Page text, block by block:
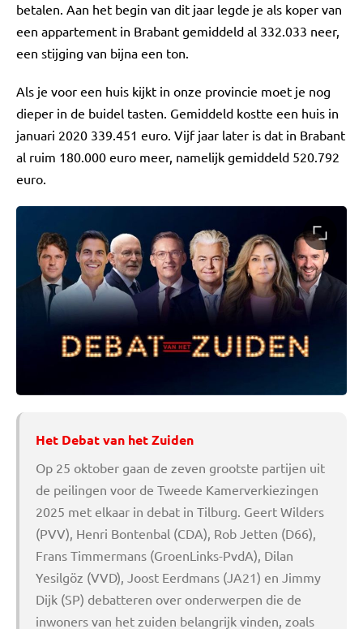
betalen. Aan het begin van dit jaar legde je als koper van
een appartement in Brabant gemiddeld al 332.033 neer,
een stijging van bijna een ton.
Als je voor een huis kijkt in onze provincie moet je nog
dieper in de buidel tasten. Gemiddeld kostte een huis in
januari 2020 339.451 euro. Vijf jaar later is dat in Brabant
al ruim 180.000 euro meer, namelijk gemiddeld 520.792
euro.
Het Debat van het Zuiden
Op 25 oktober gaan de zeven grootste partijen uit
de peilingen voor de Tweede Kamerverkiezingen
2025 met elkaar in debat in Tilburg. Geert Wilders
(PVV), Henri Bontenbal (CDA), Rob Jetten (D66),
Frans Timmermans (GroenLinks-PvdA), Dilan
Yesilgöz (VVD), Joost Eerdmans (JA21) en Jimmy
Dijk (SP) debatteren over onderwerpen die de
inwoners van het zuiden belangrijk vinden, zoals